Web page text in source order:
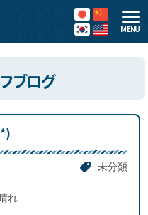
MENU
ブログ
未分類
れ